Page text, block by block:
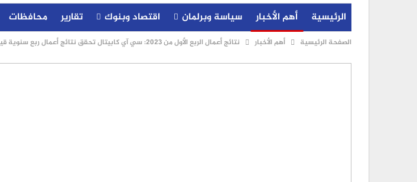
الرئيسية أهم الأخبار سياسة وبرلمان اقتصاد وبنوك تقارير محافظات
الصفحة الرئيسية أهم الأخبار نتائج أعمال الربع الأول من 2023: سي آي كابيتال تحقق نتائج أعمال ربع سنوية قياسية بإيرادات وصافي ربح بلغت 1.6 مليار جنيه و320 مليون جنيه على التوالي